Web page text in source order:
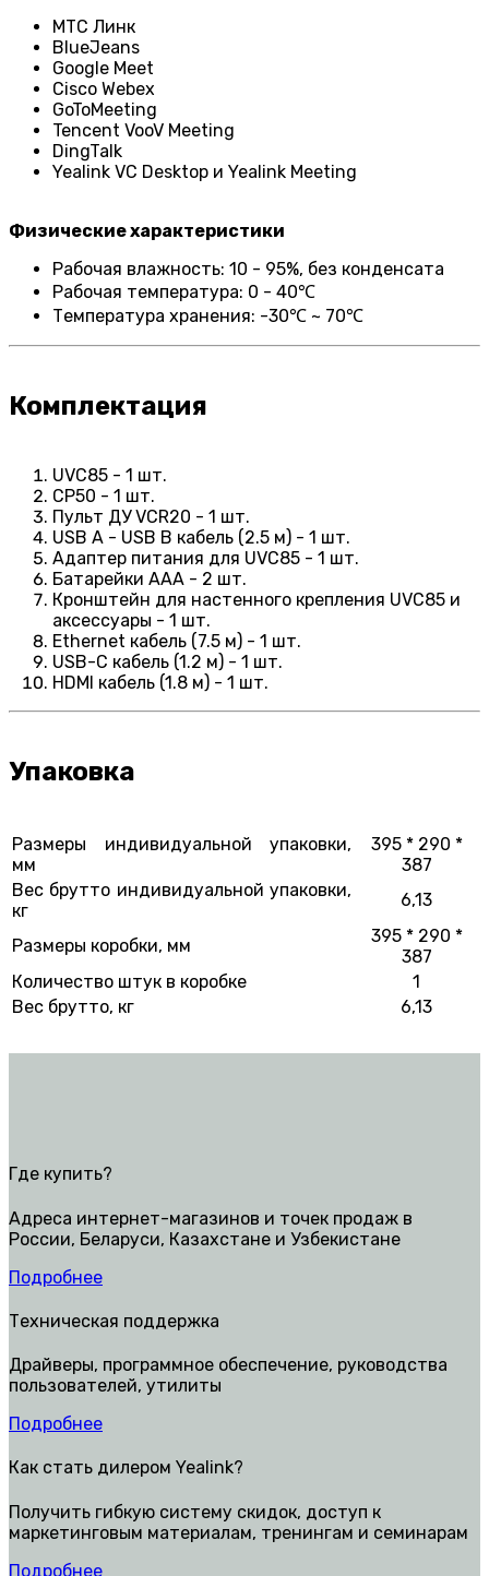
МТС Линк
BlueJeans
Google Meet
Cisco Webex
GoToMeeting
Tencent VooV Meeting
DingTalk
Yealink VC Desktop и Yealink Meeting
Физические характеристики
Рабочая влажность: 10 - 95%, без конденсата
Рабочая температура: 0 - 40℃
Температура хранения: -30℃ ~ 70℃
Комплектация
UVC85 - 1 шт.
CP50 - 1 шт.
Пульт ДУ VCR20 - 1 шт.
USB A - USB B кабель (2.5 м) - 1 шт.
Адаптер питания для UVC85 - 1 шт.
Батарейки AAA - 2 шт.
Кронштейн для настенного крепления UVC85 и
аксессуары - 1 шт.
Ethernet кабель (7.5 м) - 1 шт.
USB-C кабель (1.2 м) - 1 шт.
HDMI кабель (1.8 м) - 1 шт.
Упаковка
Размеры индивидуальной упаковки,
мм
395 * 290 *
387
Вес брутто индивидуальной упаковки,
кг
6,13
Размеры коробки, мм
395 * 290 *
387
Количество штук в коробке
1
Вес брутто, кг
6,13
Где купить?
Адреса интернет-магазинов и точек продаж в
России, Беларуси, Казахстане и Узбекистане
Подробнее
Техническая поддержка
Драйверы, программное обеспечение, руководства
пользователей, утилиты
Подробнее
Как стать дилером Yealink?
Получить гибкую систему скидок, доступ к
маркетинговым материалам, тренингам и семинарам
Подробнее